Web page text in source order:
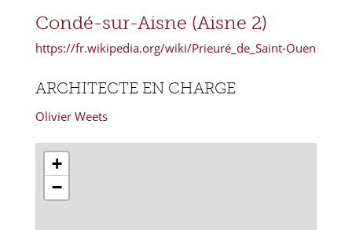
Condé-sur-Aisne (Aisne 2)
https://fr.wikipedia.org/wiki/Prieuré_de_Saint-Ouen
ARCHITECTE EN CHARGE
Olivier Weets
+
−